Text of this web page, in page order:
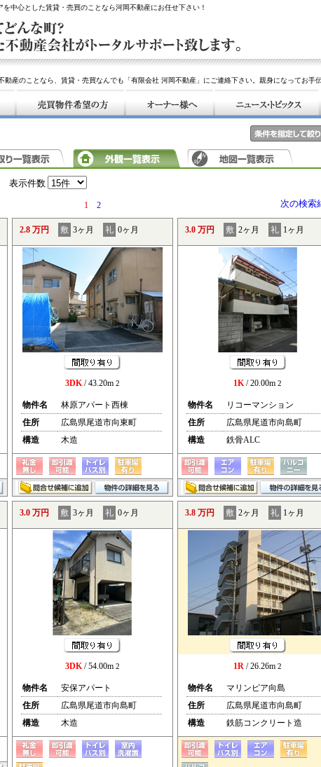
中心とした賃貸・売買のことなら河岡不動産にお任せ下さい！
産のことなら、賃貸・売買なんでも「有限会社 河岡不動産」にご連絡下さい。親身になってお手
表示件数
1 2 次の検索
2.8 万円 敷 3ヶ月 礼 0ヶ月
3DK/ 43.20m 2
物件名
林原アパート西棟
住所
広島県尾道市向東町
構造
木造
3.0 万円 敷 2ヶ月 礼 1ヶ月
1K/ 20.00m 2
物件名
リコーマンション
住所
広島県尾道市向島町
構造
鉄骨ALC
3.0 万円 敷 3ヶ月 礼 0ヶ月
3DK/ 54.00m 2
物件名
安保アパート
住所
広島県尾道市向島町
構造
木造
3.8 万円 敷 2ヶ月 礼 1ヶ月
1R / 26.26m 2
物件名
マリンピア向島
住所
広島県尾道市向島町
構造
鉄筋コンクリート造